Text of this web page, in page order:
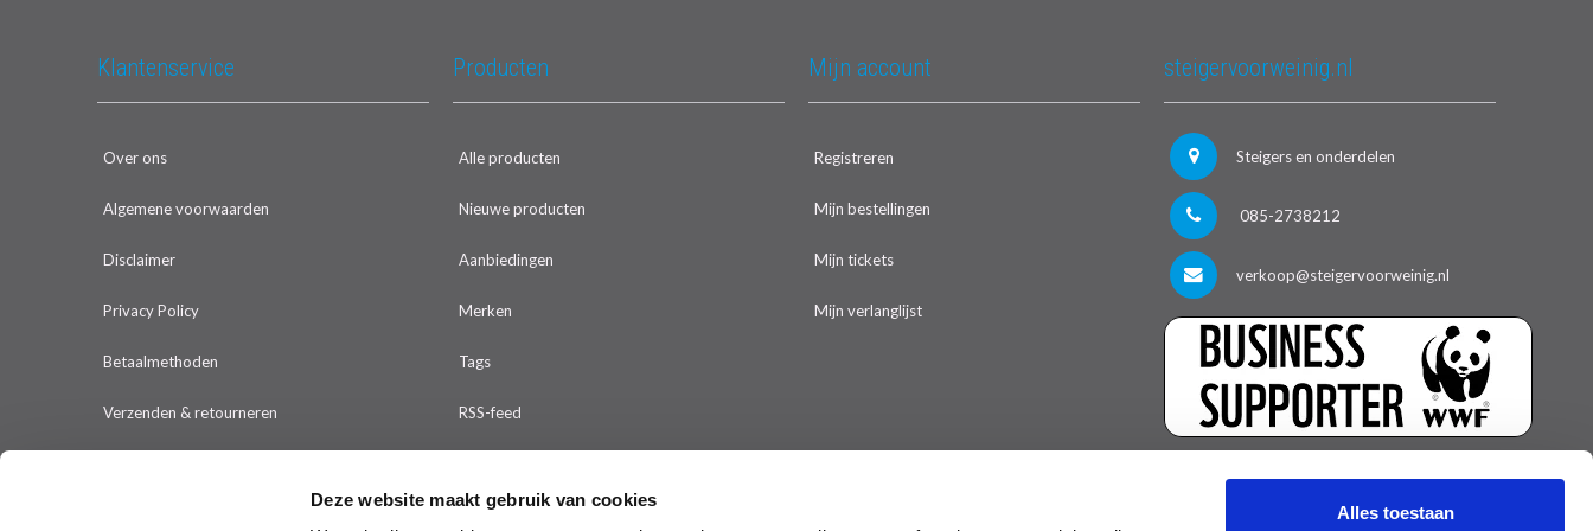
Deze website maakt gebruik van cookies
Alles toestaan
Klantenservice
Over ons
Algemene voorwaarden
Disclaimer
Privacy Policy
Betaalmethoden
Verzenden & retourneren
Producten
Alle producten
Nieuwe producten
Aanbiedingen
Merken
Tags
RSS-feed
Mijn account
Registreren
Mijn bestellingen
Mijn tickets
Mijn verlanglijst
steigervoorweinig.nl
Steigers en onderdelen
085-2738212
verkoop@steigervoorweinig.nl